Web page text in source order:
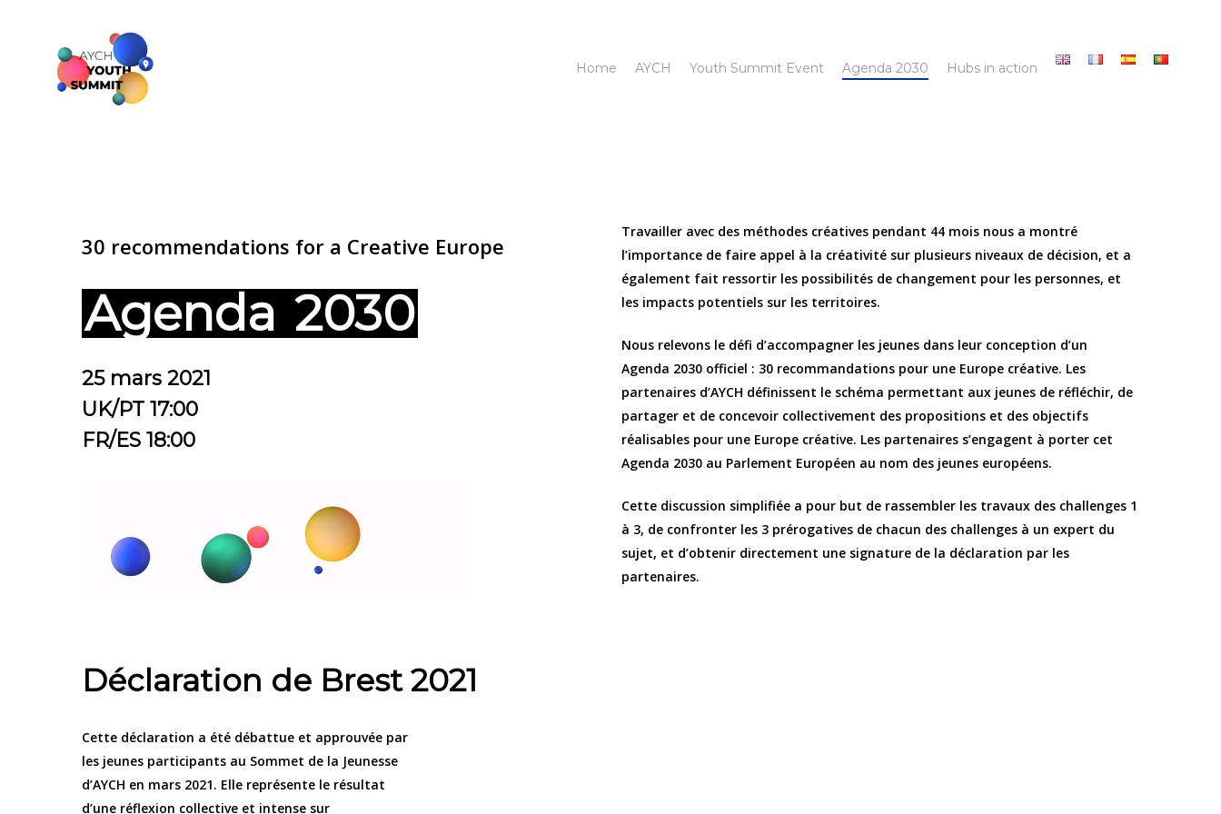
Home AYCH Youth Summit Event Agenda 2030 Hubs in action
30 recommendations for a Creative Europe
Agenda 2030
25 mars 2021
UK/PT 17:00
FR/ES 18:00
Travailler avec des méthodes créatives pendant 44 mois nous a montré
l’importance de faire appel à la créativité sur plusieurs niveaux de décision, et a
également fait ressortir les possibilités de changement pour les personnes, et
les impacts potentiels sur les territoires.
Nous relevons le défi d’accompagner les jeunes dans leur conception d’un
Agenda 2030 officiel : 30 recommandations pour une Europe créative. Les
partenaires d’AYCH définissent le schéma permettant aux jeunes de réfléchir, de
partager et de concevoir collectivement des propositions et des objectifs
réalisables pour une Europe créative. Les partenaires s’engagent à porter cet
Agenda 2030 au Parlement Européen au nom des jeunes européens.
Cette discussion simplifiée a pour but de rassembler les travaux des challenges 1
à 3, de confronter les 3 prérogatives de chacun des challenges à un expert du
sujet, et d’obtenir directement une signature de la déclaration par les
partenaires.
Déclaration de Brest 2021
Cette déclaration a été débattue et approuvée par
les jeunes participants au Sommet de la Jeunesse
d’AYCH en mars 2021. Elle représente le résultat
d’une réflexion collective et intense sur